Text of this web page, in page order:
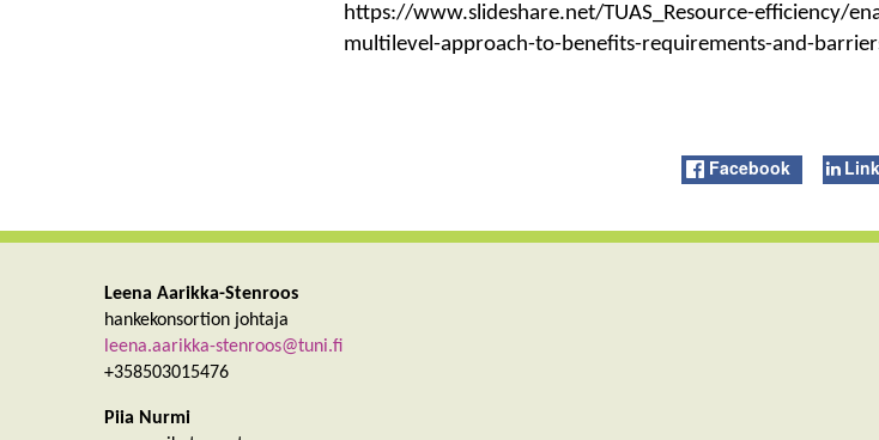
https://www.slideshare.net/TUAS_Resource-efficiency/
multilevel-approach-to-benefits-requirements-and-
Facebook
Leena Aarikka-Stenroos
hankekonsortion johtaja
leena.aarikka-stenroos@tuni.fi
+358503015476
Piia Nurmi